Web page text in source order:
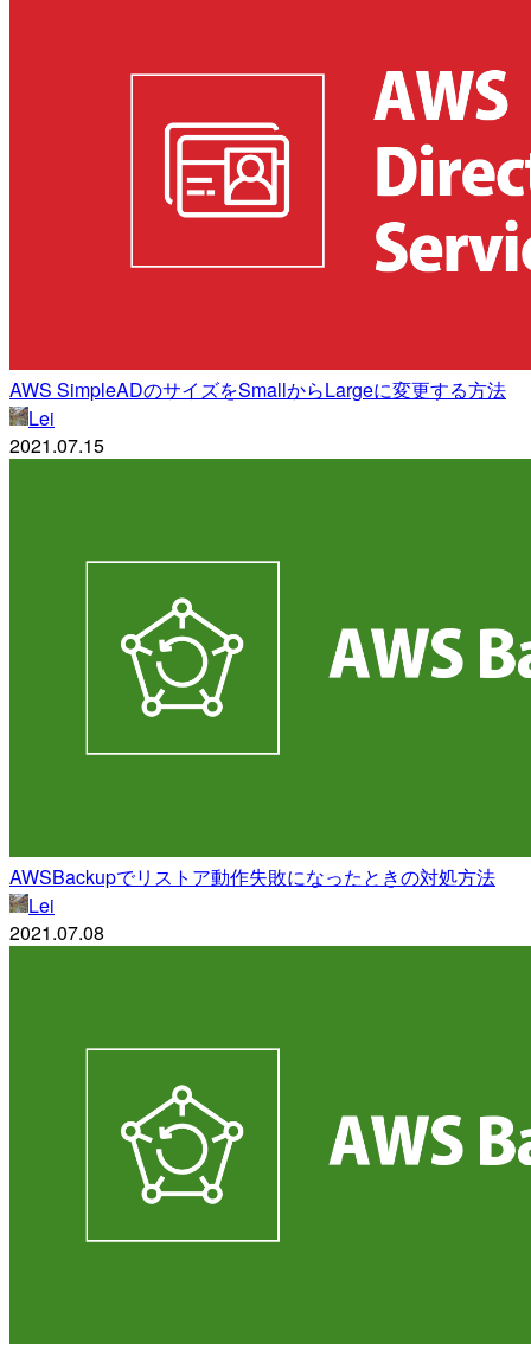
AWS SimpleADのサイズをSmallからLargeに変更する方法
Lei
2021.07.15
AWSBackupでリストア動作失敗になったときの対処方法
Lei
2021.07.08